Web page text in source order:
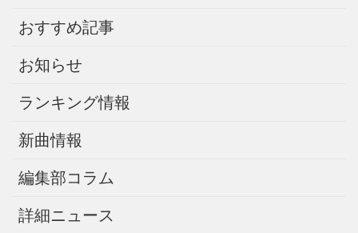
おすすめ記事
お知らせ
ランキング情報
新曲情報
編集部コラム
詳細ニュース